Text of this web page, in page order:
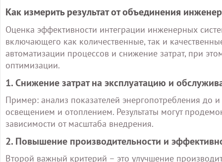
Как измерить результат от объединения
Оценка эффективности интеграции инженерных
включающего как количественные, так и
автоматизации процессов и снижение затрат, при
оптимизации.
1. Снижение затрат на эксплуатацию и
Пример: анализ показателей энергопотребления до
освещением и отоплением. Результаты могут
зависимости от масштаба внедрения.
2. Повышение производительности и
Второй важный критерий – это улучшение